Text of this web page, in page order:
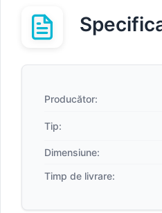
Producător:
Tip:
Dimensiune:
Timp de livrare: